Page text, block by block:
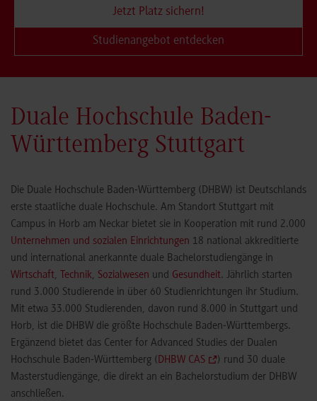
Jetzt Platz sichern!
Studienangebot entdecken
Duale Hochschule Baden-
Württemberg Stuttgart
Die Duale Hochschule Baden-Württemberg (DHBW) ist Deutschlands
erste staatliche duale Hochschule. Am Standort Stuttgart mit
Campus in Horb am Neckar bietet sie in Kooperation mit rund 2.000
Unternehmen und sozialen Einrichtungen 18 national akkreditierte
und international anerkannte duale Bachelorstudiengänge in
Wirtschaft, Technik, Sozialwesen und Gesundheit. Jährlich starten
rund 3.000 Studierende in über 60 Studienrichtungen ihr Studium.
Mit etwa 33.000 Studierenden, davon rund 8.000 in Stuttgart und
Horb, ist die DHBW die größte Hochschule Baden-Württembergs.
Ergänzend bietet das Center for Advanced Studies der Dualen
Hochschule Baden-Württemberg (DHBW CAS
) rund 30 duale
Masterstudiengänge, die direkt an ein Bachelorstudium der DHBW
anschließen.